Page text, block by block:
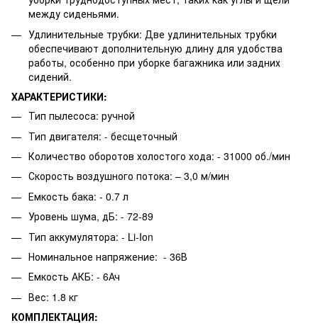
между сиденьями.
Удлинительные трубки: Две удлинительных трубки
обеспечивают дополнительную длину для удобства
работы, особенно при уборке багажника или задних
сидений.
ХАРАКТЕРИСТИКИ:
Тип пылесоса: ручной
Тип двигателя: - бесщеточный
Количество оборотов холостого хода: - 31000 об./мин
Скорость воздушного потока: – 3,0 м/мин
Емкость бака: - 0.7 л
Уровень шума, дБ: - 72-89
Тип аккумулятора: - Li-Ion
Номинальное напряжение: - 36В
Емкость АКБ: - 6Ач
Вес: 1.8 кг
КОМПЛЕКТАЦИЯ: